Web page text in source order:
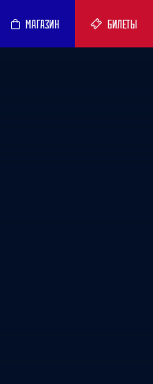
МАГАЗИН БИЛЕТЫ